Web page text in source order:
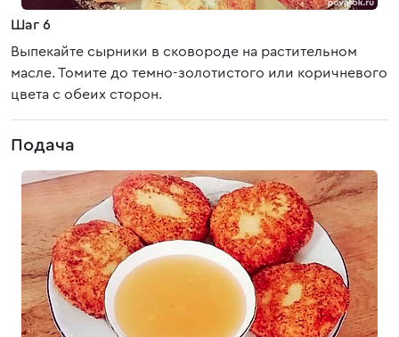
Шаг 6
Выпекайте сырники в сковороде на растительном
масле. Томите до темно-золотистого или коричневого
цвета с обеих сторон.
Подача